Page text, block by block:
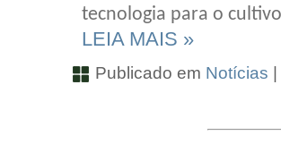
tecnologia para o
LEIA MAIS »
Publicado em Notícias